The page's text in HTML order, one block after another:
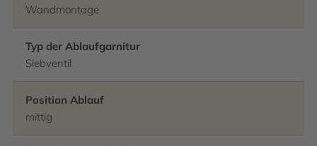
Wandmontage
Typ der Ablaufgarnitur
Siebventil
Position Ablauf
mittig